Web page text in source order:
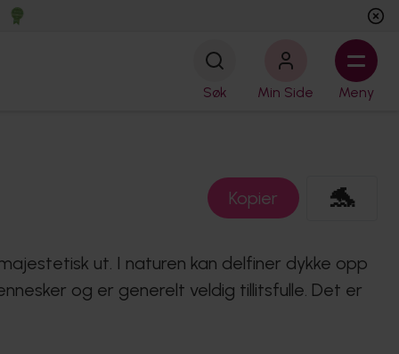
Søk Min Side Meny
Kopier 🐬
ut. I naturen kan delfiner dykke opp
og er generelt veldig tillitsfulle. Det er